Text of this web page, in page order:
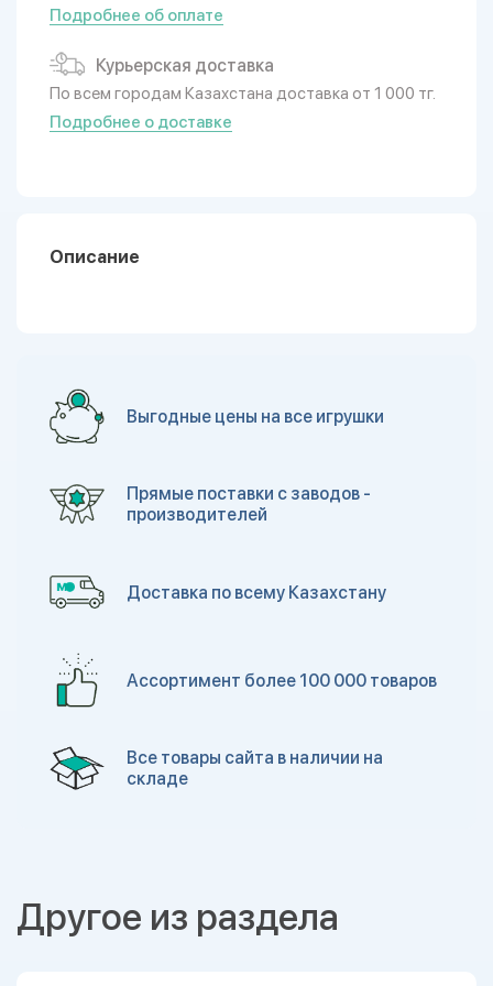
Подробнее об оплате
Курьерская доставка
По всем городам Казахстана доставка от 1 000 тг.
Подробнее о доставке
Описание
Выгодные цены на все игрушки
Прямые поставки с заводов -
производителей
Доставка по всему Казахстану
Ассортимент более 100 000 товаров
Все товары сайта в наличии на
складе
Другое из раздела